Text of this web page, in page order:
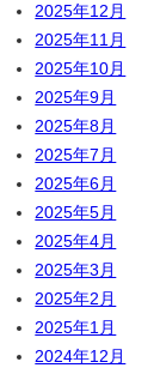
2025年12月
2025年11月
2025年10月
2025年9月
2025年8月
2025年7月
2025年6月
2025年5月
2025年4月
2025年3月
2025年2月
2025年1月
2024年12月